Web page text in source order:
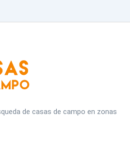
de casas de campo en zonas